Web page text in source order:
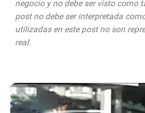
negocio y no debe ser visto como
post no debe ser interpretada
utilizadas en este post no son
real.